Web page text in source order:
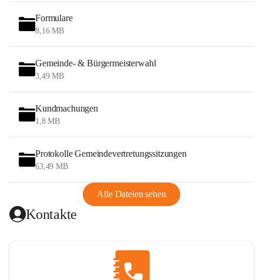
Formulare
8,16 MB
Gemeinde- & Bürgermeisterwahl
3,49 MB
Kundmachungen
1,8 MB
Protokolle Gemeindevertretungssitzungen
63,49 MB
Alle Dateien sehen
Kontakte